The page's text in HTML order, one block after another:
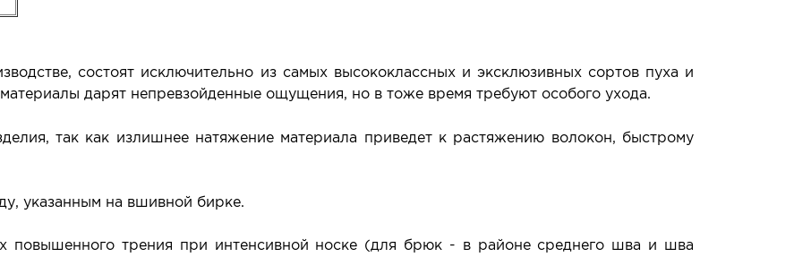
состоят исключительно из самых высококлассных и эксклюзивных сортов пуха и
дарят непревзойденные ощущения, но в тоже время требуют особого ухода.
так как излишнее натяжение материала приведет к растяжению волокон, быстрому
указанным на вшивной бирке.
повышенного трения при интенсивной носке (для брюк - в районе среднего шва и шва